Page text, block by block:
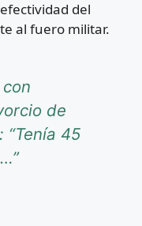
del
al fuero militar.
de
“Tenía 45